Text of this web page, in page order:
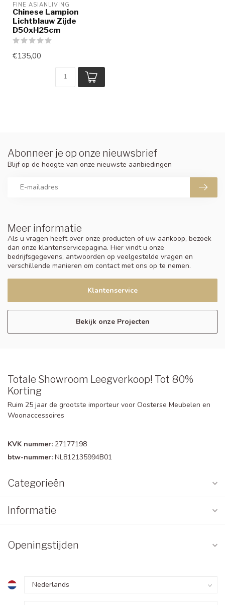
FINE ASIANLIVING
Chinese Lampion
Lichtblauw Zijde
D50xH25cm
€135,00
Meer informatie
Als u vragen heeft over onze producten of uw aankoop, bezoek
dan onze klantenservicepagina. Hier vindt u onze
bedrijfsgegevens, antwoorden op veelgestelde vragen en
verschillende manieren om contact met ons op te nemen.
Klantenservice
Bekijk onze Projecten
Abonneer je op onze nieuwsbrief
Blijf op de hoogte van onze nieuwste aanbiedingen
Totale Showroom Leegverkoop! Tot 80%
Korting
Ruim 25 jaar de grootste importeur voor Oosterse Meubelen en
Woonaccessoires
KVK nummer: 27177198
btw-nummer: NL812135994B01
Categorieën
Informatie
Openingstijden